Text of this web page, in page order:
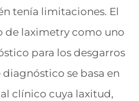
tenía limitaciones. El
de laximetry como uno
para los desgarros
se basa en
clínico cuya laxitud,